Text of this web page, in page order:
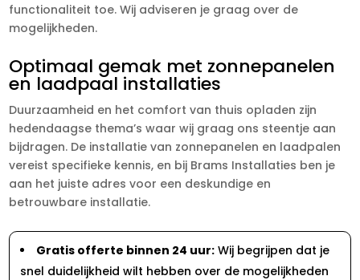
functionaliteit toe. Wij adviseren je graag over de
mogelijkheden.
Optimaal gemak met zonnepanelen
en laadpaal installaties
Duurzaamheid en het comfort van thuis opladen zijn
hedendaagse thema’s waar wij graag ons steentje aan
bijdragen. De installatie van zonnepanelen en laadpalen
vereist specifieke kennis, en bij Brams Installaties ben je
aan het juiste adres voor een deskundige en
betrouwbare installatie.
Gratis offerte binnen 24 uur: Wij begrijpen dat je
snel duidelijkheid wilt hebben over de mogelijkheden